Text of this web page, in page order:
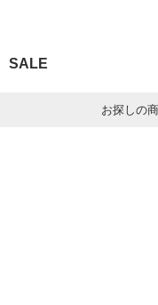
SALE
お探しの